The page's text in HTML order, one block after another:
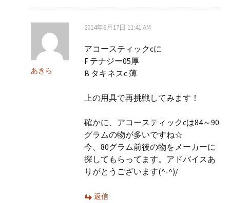
あきら
2014年6月17日 11:41 AM
アコースティックcに
F テナジー05厚
B タキネスc 薄
上の用具で再挑戦してみます！
確かに、アコースティックcは84～90
グラムの物が多いですね☆
今、80グラム前後の物をメーカーに
探してもらってます。アドバイスあ
りがとうございます(^-^)/
返信